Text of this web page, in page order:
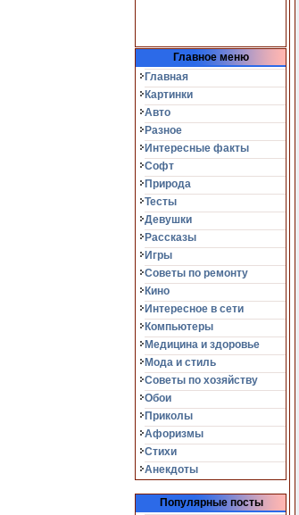
Главное меню
Главная
Картинки
Авто
Разное
Интересные факты
Софт
Природа
Тесты
Девушки
Рассказы
Игры
Советы по ремонту
Кино
Интересное в сети
Компьютеры
Медицина и здоровье
Мода и стиль
Советы по хозяйству
Обои
Приколы
Афоризмы
Стихи
Анекдоты
Популярные посты